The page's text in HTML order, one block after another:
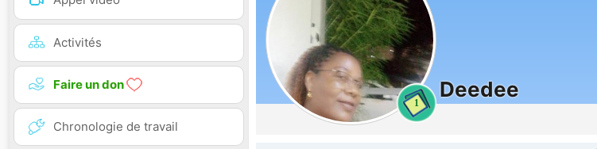
Activités
Faire un don
Chronologie de travail
1
Deedee